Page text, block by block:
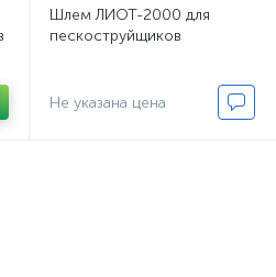
Шлем ЛИОТ-2000 для
пескоструйщиков
Не указана цена